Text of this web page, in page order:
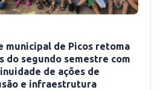
municipal de Picos retoma
do segundo semestre com
de ações de
e infraestrutura